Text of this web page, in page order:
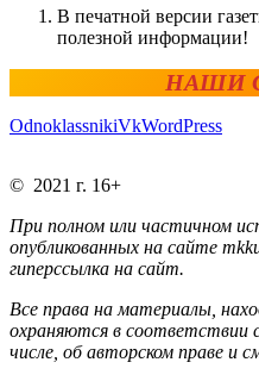
В печатной версии
полезной информации!
НАШИ
OdnoklassnikiVkWordPress
© 2021 г. 16+
При полном или частичном
опубликованных на сайте
гиперссылка на сайт.
Все права на материалы,
охраняются в соответствии
числе, об авторском праве и